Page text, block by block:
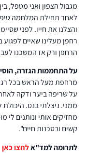
מגבול הצפון ואני מטפל,
לאחר תחילת המלחמה
והצלנו את חייו. לפני
רחפן מעלינו שאיים
הרחפן ורק אז המשכנו
על התחממות הגזרה,
מרחפת מעל הראש בכל
ממני. ניצלתי בנס. היכולת
מחזיקים אותי ונותנים לי
קשים ובסכנות חיים".
לתרומה למד"אלחצו כאן